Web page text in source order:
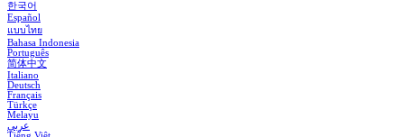
한국어
Español
แบบไทย
Bahasa Indonesia
Português
简体中文
Italiano
Deutsch
Français
Türkçe
Melayu
عربي